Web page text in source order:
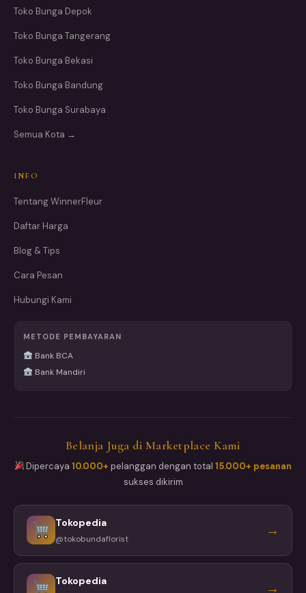
Toko Bunga Depok
Toko Bunga Tangerang
Toko Bunga Bekasi
Toko Bunga Bandung
Toko Bunga Surabaya
Semua Kota →
INFO
Tentang WinnerFleur
Daftar Harga
Blog & Tips
Cara Pesan
Hubungi Kami
METODE PEMBAYARAN
Bank BCA
Bank Mandiri
Belanja Juga di Marketplace Kami
Dipercaya10.000+ pelanggan dengan total15.000+ pesanan
sukses dikirim
Tokopedia
@tokobundaflorist →
Tokopedia →